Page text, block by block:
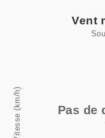
Vent moyen et rafales
The chart has 1 X
The chart has 1 Y
Vitesse (km/h)
Vent
Pas de